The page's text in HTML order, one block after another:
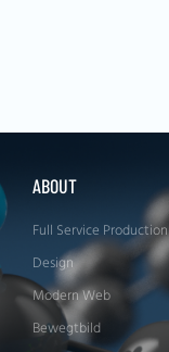
ABOUT
Full Service Production
Design
Modern Web
Bewegtbild